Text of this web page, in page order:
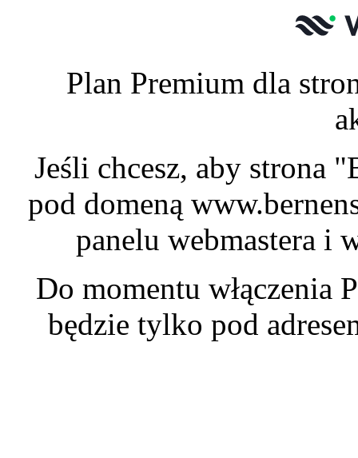
Plan Premium dla
Jeśli chcesz, aby strona
pod domeną
panelu webmastera i
Do momentu włączenia
będzie tylko pod